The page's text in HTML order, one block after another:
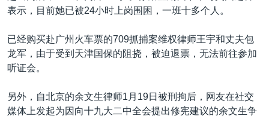
表示，目前她已被24小时上岗围困，一班十多个人。
已经购买赴广州火车票的709抓捕案维权律师王宇和丈夫包
龙军，由于受到天津国保的阻挠，被迫退票，无法前往参加
听证会。
另外，自北京的余文生律师1月19日被刑拘后，网友在社交
媒体上发起为因向十九大二中全会提出修宪建议的余文生争